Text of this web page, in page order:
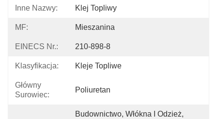
Inne Nazwy: Klej Topliwy
MF: Mieszanina
EINECS Nr.: 210-898-8
Klasyfikacja: Kleje Topliwe
Główny
Surowiec:
Poliuretan
Budownictwo, Włókna I Odzież,